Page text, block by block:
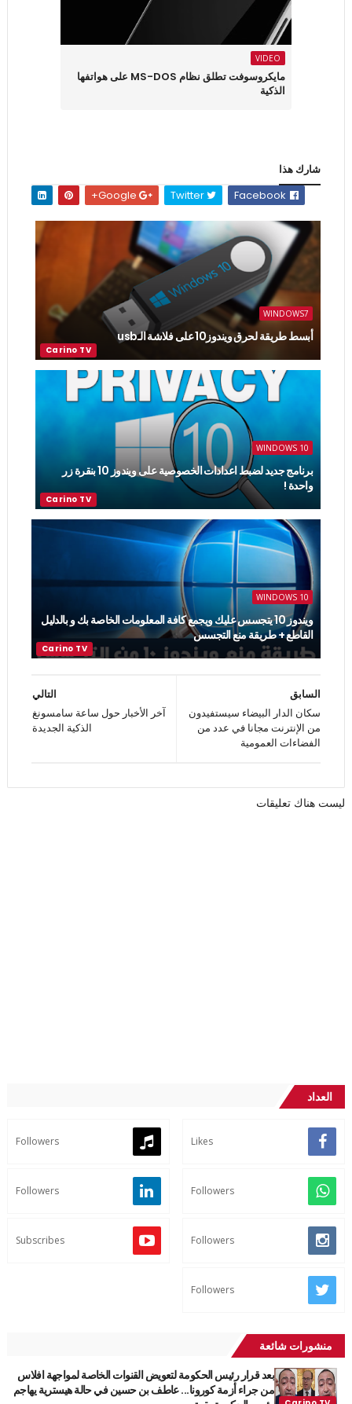
VIDEO
مايكروسوفت تطلق نظام MS-DOS على هواتفها
الذكية
شارك هذا
Twitter
WINDOWS7
أبسط طريقة لحرق ويندوز10 على فلاشة الـusb
WINDOWS 10
برنامج جديد لضبط اعدادات الخصوصية على ويندوز 10 بنقرة زر
واحدة !
WINDOWS 10
ويندوز 10 يتجسس عليك ويجمع كافة المعلومات الخاصة بك و بالدليل
القاطع + طريقة منع التجسس
التالي
آخر الأخبار حول ساعة سامسونغ
الذكية الجديدة
السابق
سكان الدار البيضاء سيستفيدون
من الإنترنت مجانا في عدد من
الفضاءات العمومية
ليست هناك تعليقات
العداد
Likes
Followers
Followers
Followers
Followers
Subscribes
Followers
منشورات شائعة
بعد قرار رئيس الحكومة لتعويض القنوات الخاصة لمواجهة افلاس
من جراء أزمة كورونا... عاطف بن حسين في حالة هيسترية يهاجم